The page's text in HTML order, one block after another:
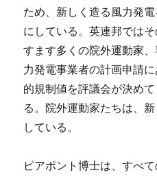
ため、新しく造る風力発
にしている。英連邦では
すます多くの院外運動家
力発電事業者の計画申請
的規制値を評議会が決め
る。院外運動家たちは、
している。
ピアポント博士は、すべ